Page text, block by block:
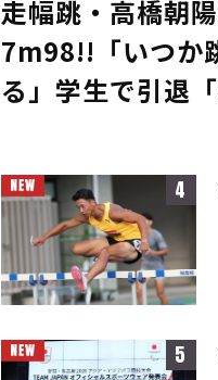
走幅跳・高橋朝
7m98!!「いつか
る」学生で引退
トゲームス
4
5